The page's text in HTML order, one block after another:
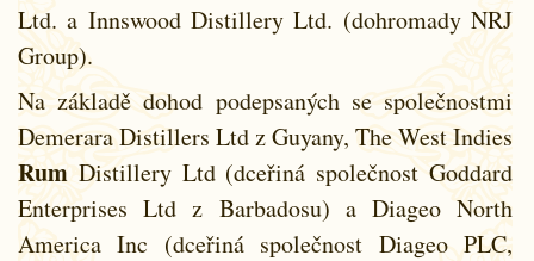
Ltd. a Innswood Distillery Ltd. (dohromady NRJ
Group).
Na základě dohod podepsaných se společnostmi
Demerara Distillers Ltd z Guyany, The West Indies
Rum Distillery Ltd (dceřiná společnost Goddard
Enterprises Ltd z Barbadosu) a Diageo North
America Inc (dceřiná společnost Diageo PLC,